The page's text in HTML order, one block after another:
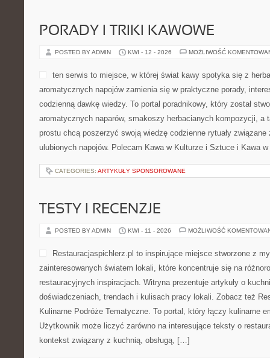
PORADY I TRIKI KAWOWE
POSTED BY ADMIN KWI - 12 - 2026 MOŻLIWOŚĆ
ten serwis to miejsce, w której świat kawy spotyka się z
aromatycznych napojów zamienia się w praktyczne porady,
codzienną dawkę wiedzy. To portal poradnikowy, który został
aromatycznych naparów, smakoszy herbacianych kompozycji, a
prostu chcą poszerzyć swoją wiedzę codzienne rytuały związane
ulubionych napojów. Polecam Kawa w Kulturze i Sztuce i Kawa
CATEGORIES: ARTYKUŁY SPONSOROWANE
TESTY I RECENZJE
POSTED BY ADMIN KWI - 11 - 2026 MOŻLIWOŚĆ
Restauracjaspichlerz.pl to inspirujące miejsce stworzone z
zainteresowanych światem lokali, które koncentruje się na
restauracyjnych inspiracjach. Witryna prezentuje artykuły o
doświadczeniach, trendach i kulisach pracy lokali. Zobacz też
Kulinarne Podróże Tematyczne. To portal, który łączy kulinarne
Użytkownik może liczyć zarówno na interesujące teksty o
kontekst związany z kuchnią, obsługą, […]